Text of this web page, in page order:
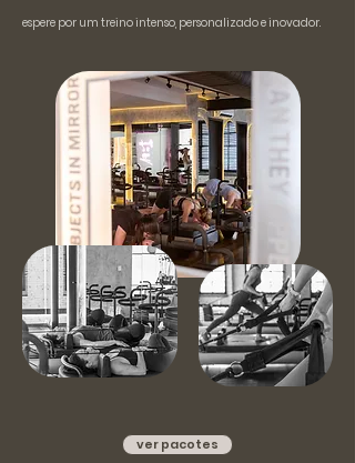
espere por um treino intenso, personalizado e inovador.
ver pacotes